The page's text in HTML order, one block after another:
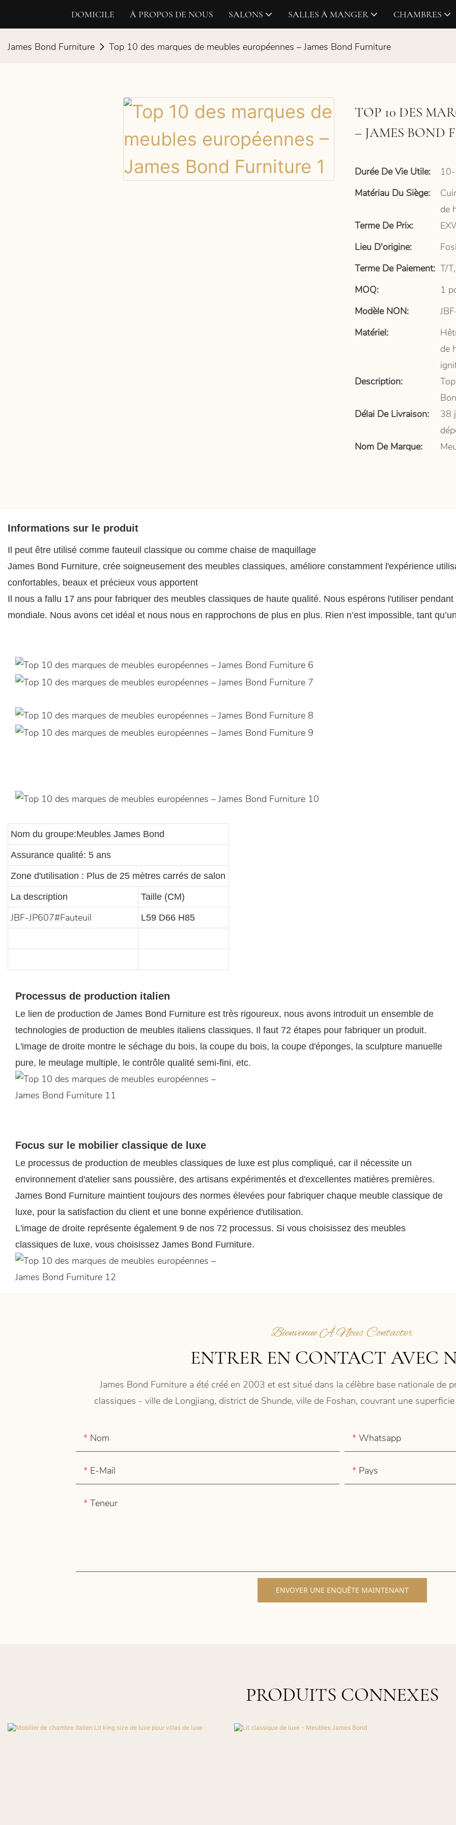
DOMICILE À PROPOS DE NOUS SALONS SALLES À MANGER CHAMBRES
James Bond Furniture Top 10 des marques de meubles européennes – James Bond Furniture
TOP 10 DES
– JAMES BOND
Durée De Vie Utile:
Matériau Du Siège:
de
Terme De Prix:
Lieu D'origine:
Terme De Paiement: T/
MOQ:
1
Modèle NON:
Matériel:
de
Description:
Délai De Livraison:
38
Nom De Marque:
Informations sur le produit
Il peut être utilisé comme fauteuil classique ou comme chaise de maquillage
James Bond Furniture, crée soigneusement des meubles classiques, améliore constamment l'expérience
confortables, beaux et précieux vous apportent
Il nous a fallu 17 ans pour fabriquer des meubles classiques de haute qualité. Nous espérons l'utiliser
mondiale. Nous avons cet idéal et nous nous en rapprochons de plus en plus. Rien n’est impossible, tant
Nom du groupe:Meubles James Bond
Assurance qualité: 5 ans
Zone d'utilisation : Plus de 25 mètres carrés de salon
La description Taille (CM)
JBF-JP607#Fauteuil L59 D66 H85
Processus de production italien
Le lien de production de James Bond Furniture est très rigoureux, nous avons introduit un ensemble de
technologies de production de meubles italiens classiques. Il faut 72 étapes pour fabriquer un produit.
L'image de droite montre le séchage du bois, la coupe du bois, la coupe d'éponges, la sculpture manuelle
pure, le meulage multiple, le contrôle qualité semi-fini, etc.
Focus sur le mobilier classique de luxe
Le processus de production de meubles classiques de luxe est plus compliqué, car il nécessite un
environnement d'atelier sans poussière, des artisans expérimentés et d'excellentes matières premières.
James Bond Furniture maintient toujours des normes élevées pour fabriquer chaque meuble classique de
luxe, pour la satisfaction du client et une bonne expérience d'utilisation.
L'image de droite représente également 9 de nos 72 processus. Si vous choisissez des meubles
classiques de luxe, vous choisissez James Bond Furniture.
Bienvenue À Nous Contacter
ENTRER EN CONTACT AVEC
James Bond Furniture a été créé en 2003 et est situé dans la célèbre base nationale de
classiques - ville de Longjiang, district de Shunde, ville de Foshan, couvrant une
Nom Whatsapp
E-Mail Pays
Teneur
ENVOYER UNE ENQUÊTE MAINTENANT
PRODUITS CONNEXES